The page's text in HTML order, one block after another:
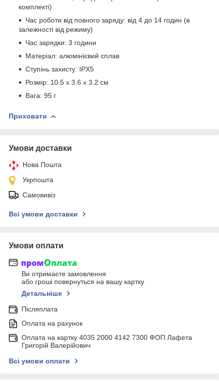
комплекті)
Час роботи від повного заряду: від 4 до 14 годин (в
залежності від режиму)
Час зарядки: 3 години
Матеріал: алюмінієвий сплав
Ступінь захисту: IPX5
Розмір: 10.5 х 3.6 х 3.2 см
Вага: 95 г
Приховати
Умови доставки
Нова Пошта
Укрпошта
Самовивіз
Всі умови доставки
Умови оплати
Ви отримаєте замовлення
або гроші повернуться на вашу картку
Детальніше
Післяплата
Оплата на рахунок
Оплата на картку 4035 2000 4142 7300 ФОП Лафета
Григорій Валерійович
Всі умови оплати